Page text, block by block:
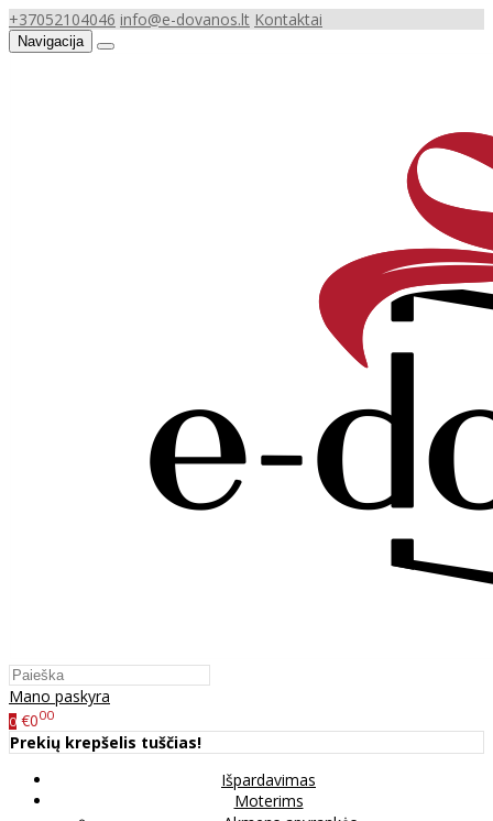
+37052104046 info@e-dovanos.lt Kontaktai
Navigacija
Mano paskyra
0 €000
Prekių krepšelis tuščias!
Išpardavimas
Moterims